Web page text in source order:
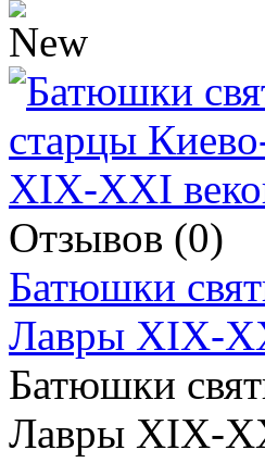
Отзывов (0)
Батюшки
Лавры XIX-
Батюшки
Лавры XIX-